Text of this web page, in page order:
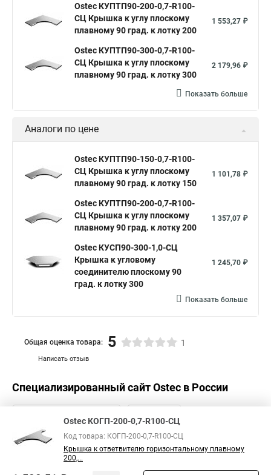
Ostec КУПТП90-200-0,7-R100-
СЦ Крышка к углу плоскому
плавному 90 град. к лотку 200
1 553,27 ₽
Ostec КУПТП90-300-0,7-R100-
СЦ Крышка к углу плоскому
плавному 90 град. к лотку 300
2 179,96 ₽
Показать больше
Аналоги по цене
Ostec КУПТП90-150-0,7-R100-
СЦ Крышка к углу плоскому
плавному 90 град. к лотку 150
1 101,78 ₽
Ostec КУПТП90-200-0,7-R100-
СЦ Крышка к углу плоскому
плавному 90 град. к лотку 200
1 357,07 ₽
Ostec КУСП90-300-1,0-СЦ
Крышка к угловому
соединителю плоскому 90
град. к лотку 300
1 245,70 ₽
Показать больше
Написать отзыв
Общая оценка товара: 5 1
Специализированный сайтOstec в России
Ostec КОГП-200-0,7-R100-СЦ
Код товара: КОГП-200-0,7-R100-СЦ
Крышка к ответвителю горизонтальному плавному
200,...